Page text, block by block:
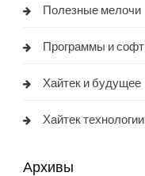
Полезные мелочи
Программы и софт
Хайтек и будущее
Хайтек технологии
Архивы